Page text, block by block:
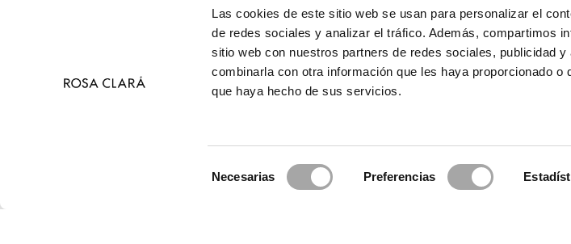
Las cookies de este sitio web se usan para personalizar el
de redes sociales y analizar el tráfico. Además, compartimos
sitio web con nuestros partners de redes sociales, publicidad
combinarla con otra información que les haya proporcionado o
que haya hecho de sus servicios.
Necesarias Preferencias